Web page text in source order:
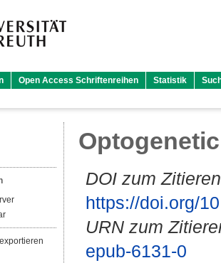
Open Access Schriftenreihen Statistik
DOI zum
https://doi.org/
URN zum
epub-6131-0